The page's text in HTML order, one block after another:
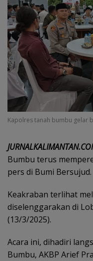
Kapolres tanah bumbu gelar
Bumbu terus
pers di Bumi Bersujud.
Keakraban terlihat
diselenggarakan di
(13/3/2025).
Acara ini, dihadiri
Bumbu, AKBP Arief